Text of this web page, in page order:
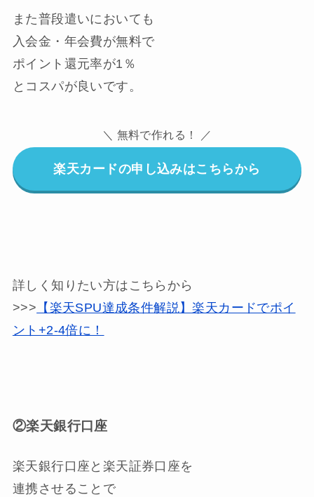
また普段遣いにおいても
入会金・年会費が無料で
ポイント還元率が1％
とコスパが良いです。
＼ 無料で作れる！ ／
楽天カードの申し込みはこちらから
詳しく知りたい方はこちらから
>>> 【楽天SPU達成条件解説】楽天カードでポイ
ント+2-4倍に！
②楽天銀行口座
楽天銀行口座と楽天証券口座を
連携させることで